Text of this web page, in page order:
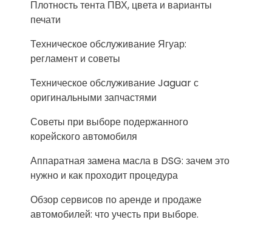
Плотность тента ПВХ, цвета и варианты
печати
Техническое обслуживание Ягуар:
регламент и советы
Техническое обслуживание Jaguar с
оригинальными запчастями
Советы при выборе подержанного
корейского автомобиля
Аппаратная замена масла в DSG: зачем это
нужно и как проходит процедура
Обзор сервисов по аренде и продаже
автомобилей: что учесть при выборе.